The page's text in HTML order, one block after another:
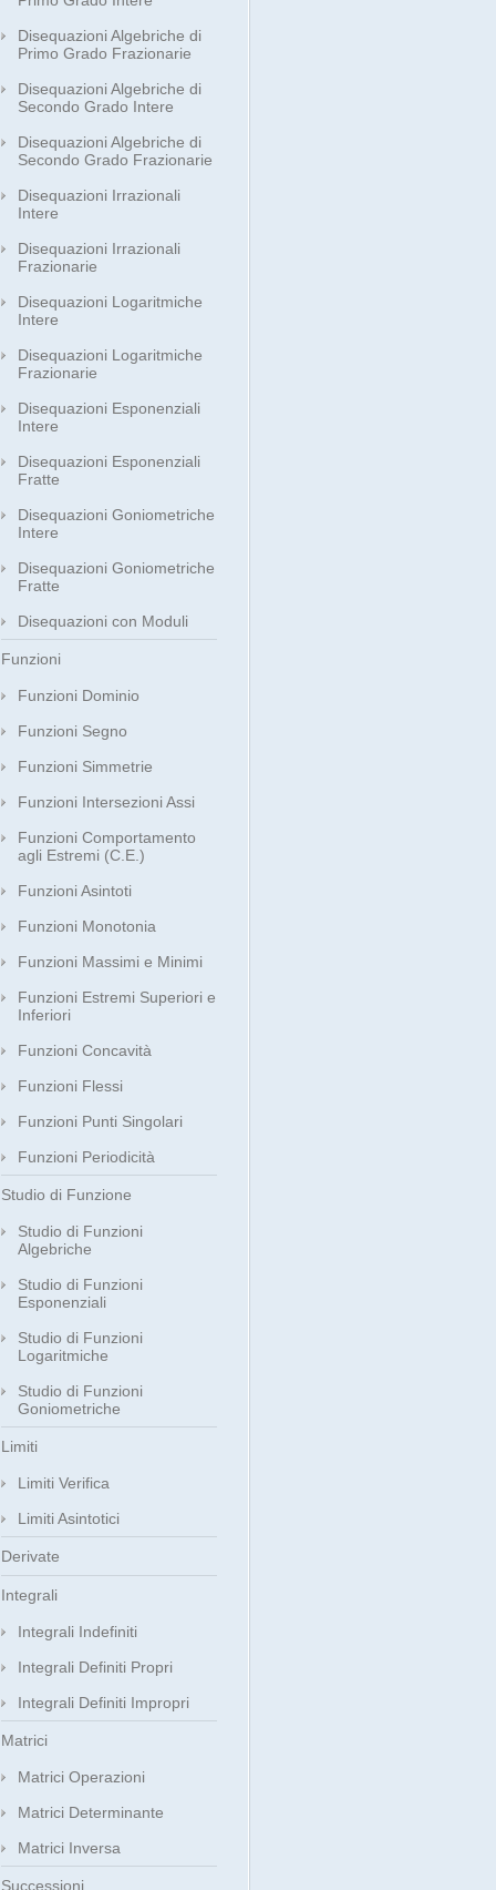
Disequazioni Algebriche di
Primo Grado Frazionarie
Disequazioni Algebriche di
Secondo Grado Intere
Disequazioni Algebriche di
Secondo Grado Frazionarie
Disequazioni Irrazionali
Intere
Disequazioni Irrazionali
Frazionarie
Disequazioni Logaritmiche
Intere
Disequazioni Logaritmiche
Frazionarie
Disequazioni Esponenziali
Intere
Disequazioni Esponenziali
Fratte
Disequazioni Goniometriche
Intere
Disequazioni Goniometriche
Fratte
Disequazioni con Moduli
Funzioni
Funzioni Dominio
Funzioni Segno
Funzioni Simmetrie
Funzioni Intersezioni Assi
Funzioni Comportamento
agli Estremi (C.E.)
Funzioni Asintoti
Funzioni Monotonia
Funzioni Massimi e Minimi
Funzioni Estremi Superiori e
Inferiori
Funzioni Concavità
Funzioni Flessi
Funzioni Punti Singolari
Funzioni Periodicità
Studio di Funzione
Studio di Funzioni
Algebriche
Studio di Funzioni
Esponenziali
Studio di Funzioni
Logaritmiche
Studio di Funzioni
Goniometriche
Limiti
Limiti Verifica
Limiti Asintotici
Derivate
Integrali
Integrali Indefiniti
Integrali Definiti Propri
Integrali Definiti Impropri
Matrici
Matrici Operazioni
Matrici Determinante
Matrici Inversa
Successioni